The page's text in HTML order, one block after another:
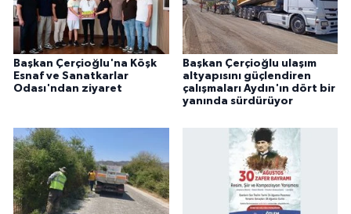
Başkan Çerçioğlu'na Köşk
Esnaf ve Sanatkarlar
Odası'ndan ziyaret
Başkan Çerçioğlu ulaşım
altyapısını güçlendiren
çalışmaları Aydın'ın dört bir
yanında sürdürüyor